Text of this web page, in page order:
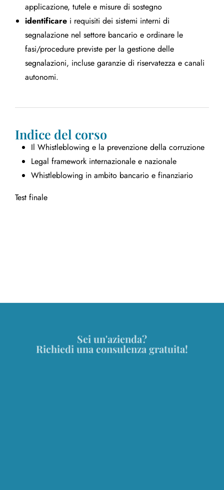
applicazione, tutele e misure di sostegno
identificare i requisiti dei sistemi interni di
segnalazione nel settore bancario e ordinare le
fasi/procedure previste per la gestione delle
segnalazioni, incluse garanzie di riservatezza e canali
autonomi.
Indice del corso
Il Whistleblowing e la prevenzione della corruzione
Legal framework internazionale e nazionale
Whistleblowing in ambito bancario e finanziario
Test finale